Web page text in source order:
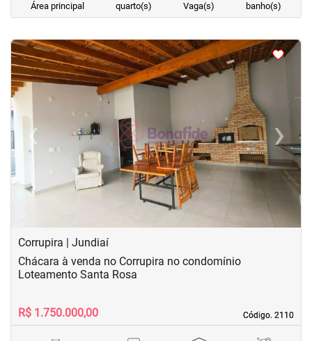
Área principal
quarto(s)
Vaga(s)
banho(s)
<<<<
‹Previous ›
Next
Corrupira | Jundiaí
Código. 2110
Código. 2110
Chácara à venda no Corrupira no condomínio
Loteamento Santa Rosa
R$ 1.750.000,00